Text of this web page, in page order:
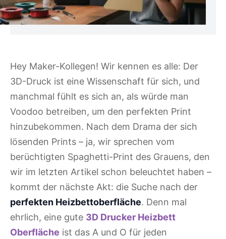
Hey Maker-Kollegen! Wir kennen es alle: Der
3D-Druck ist eine Wissenschaft für sich, und
manchmal fühlt es sich an, als würde man
Voodoo betreiben, um den perfekten Print
hinzubekommen. Nach dem Drama der sich
lösenden Prints – ja, wir sprechen vom
berüchtigten Spaghetti-Print des Grauens, den
wir im letzten Artikel schon beleuchtet haben –
kommt der nächste Akt: die Suche nach der
perfekten Heizbettoberfläche. Denn mal
ehrlich, eine gute 3D Drucker Heizbett
Oberfläche ist das A und O für jeden